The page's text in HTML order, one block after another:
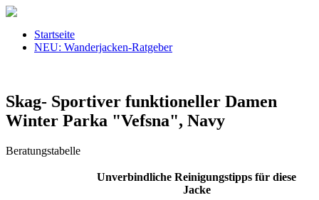
Startseite
NEU: Wanderjacken-Ratgeber
Skag- Sportiver funktioneller Damen
Winter Parka "Vefsna", Navy
Beratungstabelle
Unverbindliche Reinigungstipps für diese
Jacke